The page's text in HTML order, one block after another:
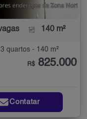
140 m²
quartos - 140 m²
R$ 825.000
Contatar